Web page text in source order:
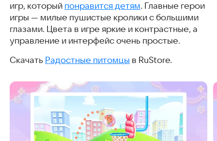
игр, который понравится детям. Главные герои
игры — милые пушистые кролики с большими
глазами. Цвета в игре яркие и контрастные, а
управление и интерфейс очень простые.
Скачать Радостные питомцы в RuStore.